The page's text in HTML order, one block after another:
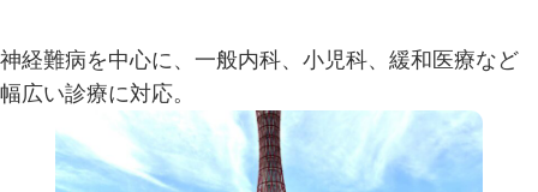
神経難病を中心に、一般内科、小児科、緩和医療など
幅広い診療に対応。